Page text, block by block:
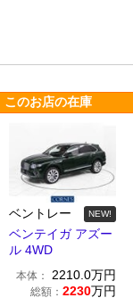
このお店の在庫
ベントレー NEW!
ベンテイガ アズー
ル 4WD
本体： 2210.0万円
総額： 2230万円